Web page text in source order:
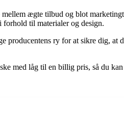
ægte tilbud og blot
til materialer og design.
producentens ry for at sikre
med låg til en billig pris, så du